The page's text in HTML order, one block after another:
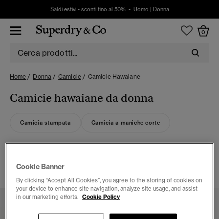
Saldi estivi - sconti fino al 50% - Uomo Donna
0
Home Donna Camicie Camicie Hawaiane
Camicie hawaiane da donna
Camicia stampata Camicia a maniche corte
Cookie Banner
By clicking “Accept All Cookies”, you agree to the storing of cookies on
your device to enhance site navigation, analyze site usage, and assist
in our marketing efforts. Cookie Policy